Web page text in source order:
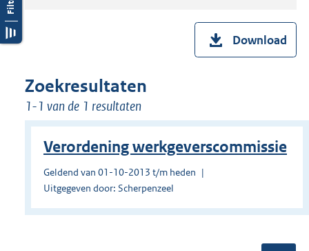
Download
Zoekresultaten
1-1 van de 1 resultaten
Verordening werkgeverscommissie
Geldend van 01-10-2013 t/m heden
Uitgegeven door: Scherpenzeel